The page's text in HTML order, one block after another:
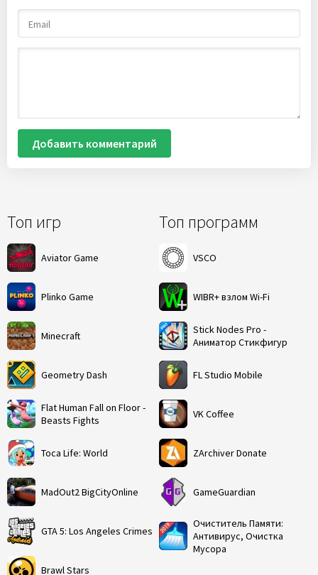
Топ игр
Aviator Game
Plinko Game
Minecraft
Geometry Dash
Flat Human Fall on Floor -
Beasts Fights
Toca Life: World
MadOut2 BigCityOnline
GTA 5: Los Angeles Crimes
Brawl Stars
Топ программ
VSCO
WIBR+ взлом Wi-Fi
Stick Nodes Pro -
Аниматор Стикфигур
FL Studio Mobile
VK Coffee
ZArchiver Donate
GameGuardian
Очиститель Памяти:
Антивирус, Очистка
Мусора
Добавить комментарий